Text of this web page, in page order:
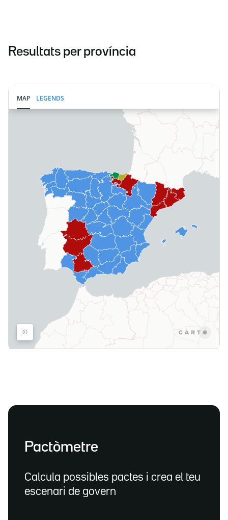
Resultats per província
Pactòmetre
Calcula possibles pactes i crea el teu
escenari de govern